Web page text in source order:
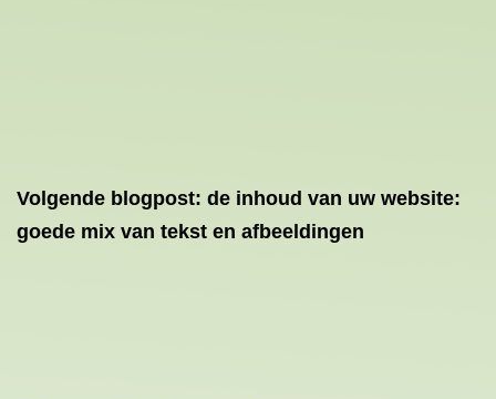
Volgende blogpost: de inhoud van uw website:
goede mix van tekst en afbeeldingen